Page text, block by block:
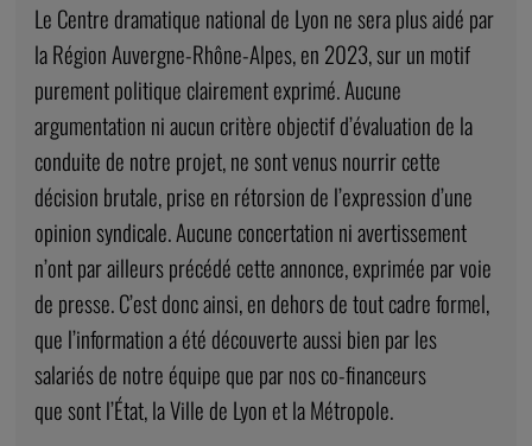
Le Centre dramatique national de Lyon ne sera plus aidé par
la Région Auvergne-Rhône-Alpes, en 2023, sur un motif
purement politique clairement exprimé. Aucune
argumentation ni aucun critère objectif d’évaluation de la
conduite de notre projet, ne sont venus nourrir cette
décision brutale, prise en rétorsion de l’expression d’une
opinion syndicale. Aucune concertation ni avertissement
n’ont par ailleurs précédé cette annonce, exprimée par voie
de presse. C’est donc ainsi, en dehors de tout cadre formel,
que l’information a été découverte aussi bien par les
salariés de notre équipe que par nos co-financeurs
que sont l’État, la Ville de Lyon et la Métropole.